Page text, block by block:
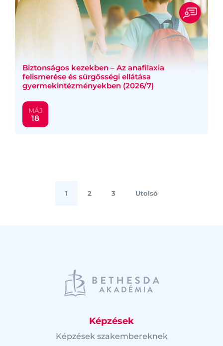
Biztonságos kezekben – Az anafilaxia
felismerése és sürgősségi ellátása
gyermekintézményekben (2026/7)
MÁJ
18
1 2 3 Utolsó
Képzések
Képzések szakembereknek